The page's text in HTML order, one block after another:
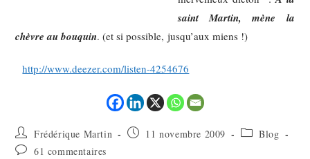
saint Martin, mène la
chèvre au bouquin. (et si possible, jusqu’aux miens !)
http://www.deezer.com/listen-4254676
Frédérique Martin 11 novembre 2009
Blog
61 commentaires